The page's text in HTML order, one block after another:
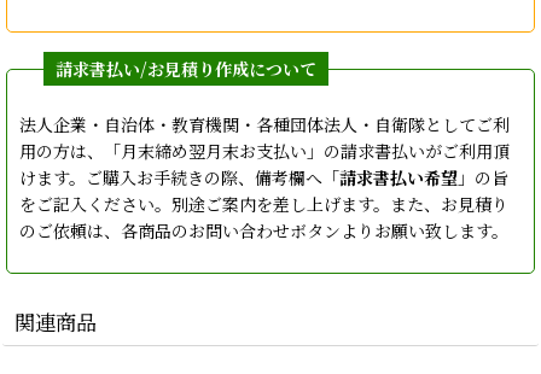
法人企業・自治体・教育機関・各種団体法人・自衛隊としてご利
用の方は、「月末締め翌月末お支払い」の請求書払いがご利用頂
けます。ご購入お手続きの際、備考欄へ「請求書払い希望 」の旨
をご記入ください。別途ご案内を差し上げます。また、お見積り
のご依頼は、各商品のお問い合わせボタンよりお願い致します。
関連商品